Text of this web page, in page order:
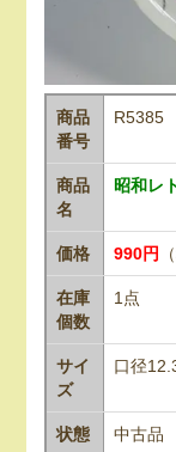
商品
番号
R5385
商品
名
昭和レ
価格 990円
在庫
個数
1点
サイ
ズ
口径
状態 中古品